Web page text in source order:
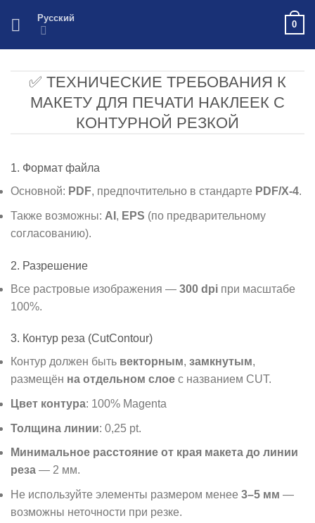
Русский
0
✅ ТЕХНИЧЕСКИЕ ТРЕБОВАНИЯ К
МАКЕТУ ДЛЯ ПЕЧАТИ НАКЛЕЕК С
КОНТУРНОЙ РЕЗКОЙ
1. Формат файла
Основной: PDF, предпочтительно в стандарте PDF/X-4.
Также возможны: AI , EPS (по предварительному
согласованию).
2. Разрешение
Все растровые изображения — 300 dpi при масштабе
100%.
3. Контур реза (CutContour)
Контур должен быть векторным, замкнутым,
размещён на отдельном слое с названием CUT.
Цвет контура: 100% Magenta
Толщина линии: 0,25 pt.
Минимальное расстояние от края макета до линии
реза — 2 мм.
Не используйте элементы размером менее 3–5 мм —
возможны неточности при резке.